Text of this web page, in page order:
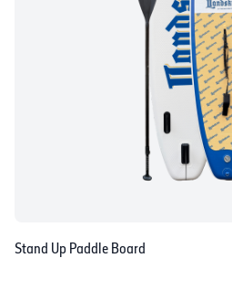
Stand Up Paddle Board